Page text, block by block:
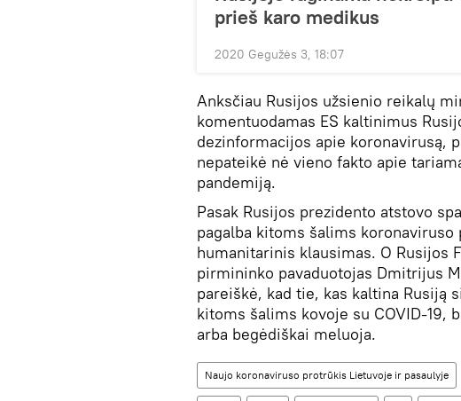
prieš karo medikus
2020 Gegužės 3, 18:07
Anksčiau Rusijos užsienio reikalų
komentuodamas ES kaltinimus
dezinformacijos apie koronavirusą,
nepateikė nė vieno fakto apie
pandemiją.
Pasak Rusijos prezidento atstovo
pagalba kitoms šalims
humanitarinis klausimas. O Rusijos
pirmininko pavaduotojas Dmitrijus
pareiškė, kad tie, kas kaltina Rusiją
kitoms šalims kovoje su COVID-19,
arba begėdiškai meluoja.
Naujo koronaviruso protrūkis Lietuvoje ir pasaulyje